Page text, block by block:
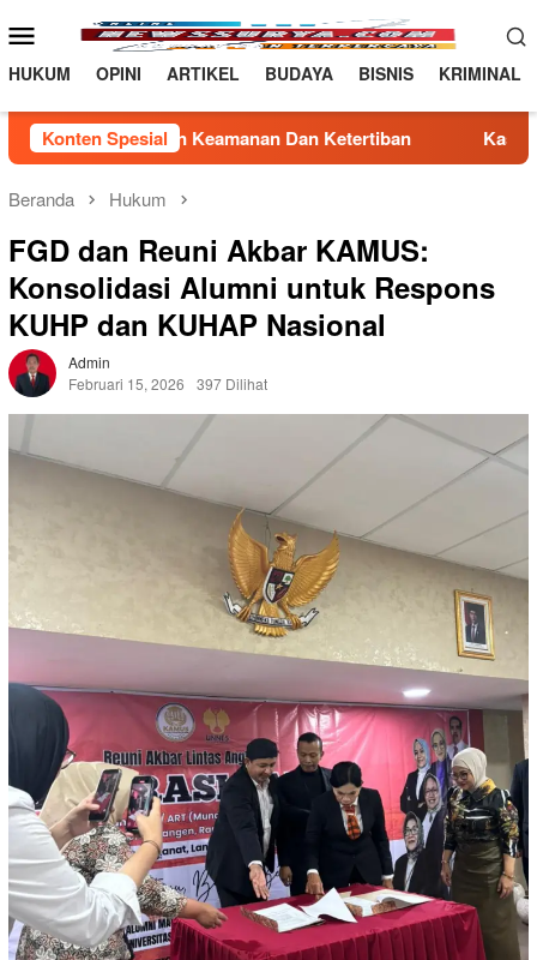
ke
konten
Menu
Mobile
HUKUM OPINI ARTIKEL BUDAYA BISNIS KRIMINAL
Konten Spesial
Dan Ketertiban Kasubag TU Lapas Pasir
Beranda Hukum
FGD dan Reuni Akbar KAMUS:
Konsolidasi Alumni untuk Respons
KUHP dan KUHAP Nasional
Admin
Februari 15, 2026
397 Dilihat